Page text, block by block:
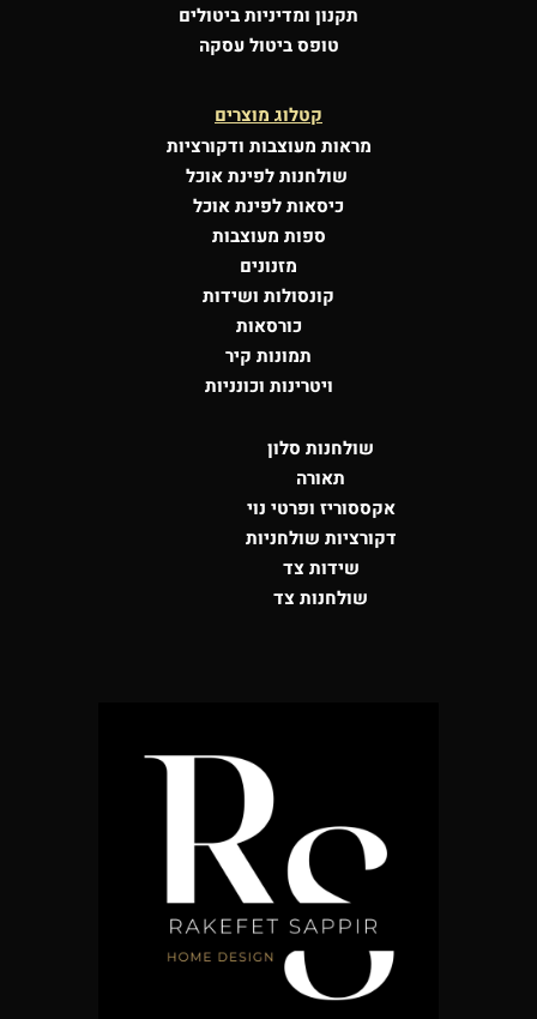
תקנון ומדיניות ביטולים
טופס ביטול עסקה
קטלוג מוצרים
מראות מעוצבות ודקורציות
שולחנות לפינת אוכל
כיסאות לפינת אוכל
ספות מעוצבות
מזנונים
קונסולות ושידות
כורסאות
תמונות קיר
ויטרינות וכונניות
שולחנות סלון
תאורה
אקססוריז ופרטי נוי
דקורציות שולחניות
שידות צד
שולחנות צד